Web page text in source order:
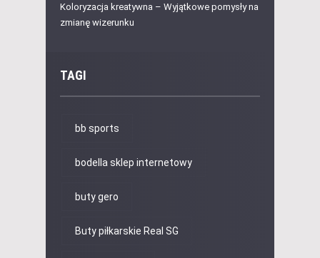
Koloryzacja kreatywna – Wyjątkowe pomysły na
zmianę wizerunku
TAGI
bb sports
bodella sklep internetowy
buty gero
Buty piłkarskie Real SG